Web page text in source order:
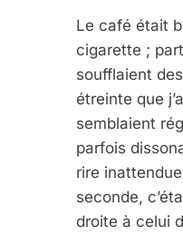
Le café était
cigarette ;
soufflaient
étreinte que
semblaient
parfois
rire
seconde,
droite à celui
5